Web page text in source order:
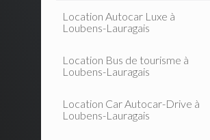
Location Autocar Luxe à
Loubens-Lauragais
Location Bus de tourisme à
Loubens-Lauragais
Location Car Autocar-Drive à
Loubens-Lauragais